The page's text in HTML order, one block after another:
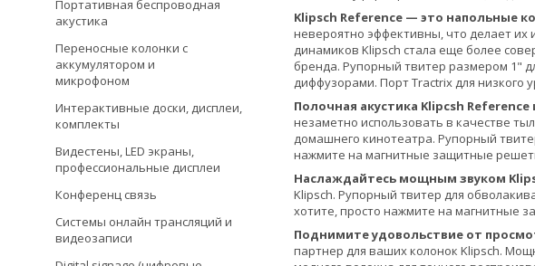
Klipsch Reference — это напольные
невероятно эффективны, что делает
динамиков Klipsch стала еще более
бренда. Рупорный твитер размером 1"
диффузорами. Порт Tractrix для низкого
Полочная акустика Klipcsh
незаметно использовать в качестве
домашнего кинотеатра. Рупорный
нажмите на магнитные защитные
Наслаждайтесь мощным звуком
Klipsch. Рупорный твитер для
хотите, просто нажмите на магнитные
Поднимите удовольствие от
партнер для ваших колонок Klipsch.
Портативная беспроводная
акустика
Переносные колонки с
аккумулятором и
микрофоном
Интерактивные доски, дисплеи,
комплекты
Видестены, LED экраны,
профессиональные дисплеи
Конференц связь
Системы онлайн трансляций и
видеозаписи